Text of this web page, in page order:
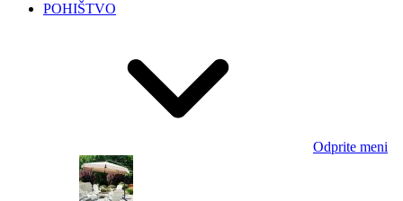
POHIŠTVO
Odprite meni